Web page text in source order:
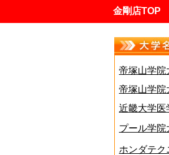
金剛店TOP
金剛賃貸
帝塚山学院
ス）
帝塚山学院
近畿大学医
プール学院
ホンダテク